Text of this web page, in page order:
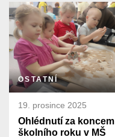
OSTATNÍ
19. prosince 2025
Ohlédnutí za koncem
školního roku v MŠ